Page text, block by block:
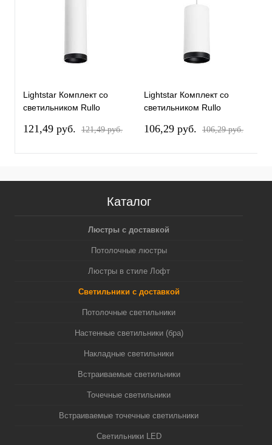
Lightstar Комплект со
светильником Rullo
121,49 pуб. 121,49 pуб.
Lightstar Комплект со
светильником Rullo
106,29 pуб. 106,29 pуб.
Каталог
Люстры с доставкой
Потолочные люстры
Люстры в стиле Лофт
Светильники с доставкой
Потолочные светильники
Настенные светильники (бра)
Накладные светильники
Встраиваемые светильники
Точечные светильники
Встраиваемые точечные светильники
Светильники LED